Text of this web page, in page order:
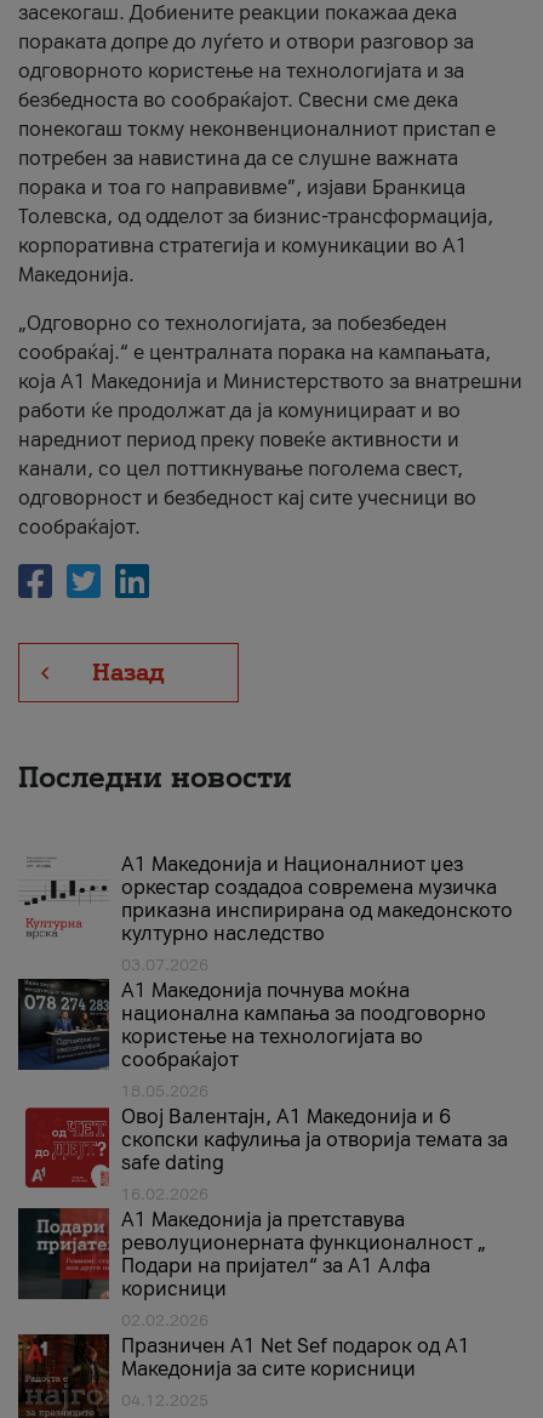
засекогаш. Добиените реакции покажаа дека
пораката допре до луѓето и отвори разговор за
одговорното користење на технологијата и за
безбедноста во сообраќајот. Свесни сме дека
понекогаш токму неконвенционалниот пристап е
потребен за навистина да се слушне важната
порака и тоа го направивме”, изјави Бранкица
Толевска, од одделот за бизнис-трансформација,
корпоративна стратегија и комуникации во А1
Македонија.
„Одговорно со технологијата, за побезбеден
сообраќај.“ е централната порака на кампањата,
која A1 Македонија и Министерството за внатрешни
работи ќе продолжат да ја комуницираат и во
наредниот период преку повеќе активности и
канали, со цел поттикнување поголема свест,
одговорност и безбедност кај сите учесници во
сообраќајот.
Назад
Последни новости
А1 Македонија и Националниот џез
оркестар создадоа современа музичка
приказна инспирирана од македонското
културно наследство
03.07.2026
A1 Македонија почнува моќна
национална кампања за поодговорно
користење на технологијата во
сообраќајот
18.05.2026
Овој Валентајн, A1 Македонија и 6
скопски кафулиња ја отворија темата за
safe dating
16.02.2026
А1 Македонија ја претставува
револуционерната функционалност „
Подари на пријател“ за А1 Алфа
корисници
02.02.2026
Празничен A1 Net Sеf подарок од А1
Македонија за сите корисници
04.12.2025